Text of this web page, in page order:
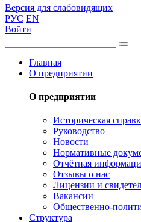
Версия для слабовидящих
РУС EN
Войти
Главная
О предприятии
О предприятии
Историческая
Руководство
Новости
Нормативные
Отчётная
Отзывы о нас
Лицензии и
Вакансии
Общественно-
Структура